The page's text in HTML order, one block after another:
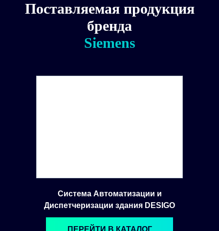
Поставляемая продукция
бренда
Siemens
Система Автоматизации и
Диспетчеризации здания DESIGO